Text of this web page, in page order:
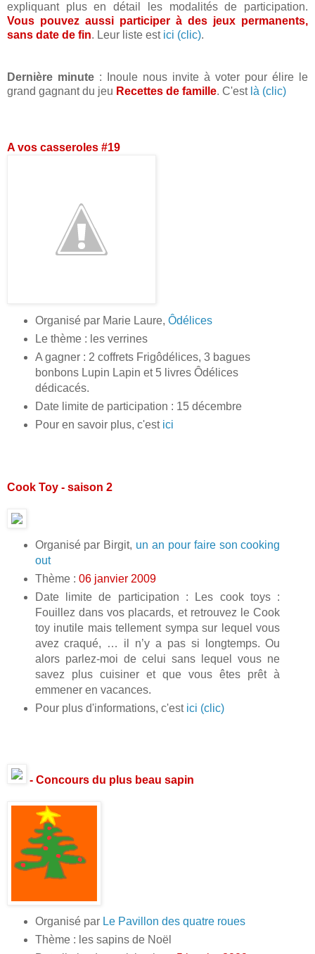
expliquant plus en détail les modalités de participation.
Vous pouvez aussi participer à des jeux permanents,
sans date de fin. Leur liste est ici (clic).
Dernière minute : Inoule nous invite à voter pour élire le
grand gagnant du jeu Recettes de famille. C'est là (clic)
A vos casseroles #19
Organisé par Marie Laure, Ôdélices
Le thème : les verrines
A gagner : 2 coffrets Frigôdélices, 3 bagues
bonbons Lupin Lapin et 5 livres Ôdélices
dédicacés.
Date limite de participation : 15 décembre
Pour en savoir plus, c'est ici
Cook Toy - saison 2
Organisé par Birgit, un an pour faire son cooking
out
Thème : 06 janvier 2009
Date limite de participation : Les cook toys :
Fouillez dans vos placards, et retrouvez le Cook
toy inutile mais tellement sympa sur lequel vous
avez craqué, … il n’y a pas si longtemps. Ou
alors parlez-moi de celui sans lequel vous ne
savez plus cuisiner et que vous êtes prêt à
emmener en vacances.
Pour plus d'informations, c'est ici (clic)
- Concours du plus beau sapin
Organisé par Le Pavillon des quatre roues
Thème : les sapins de Noël